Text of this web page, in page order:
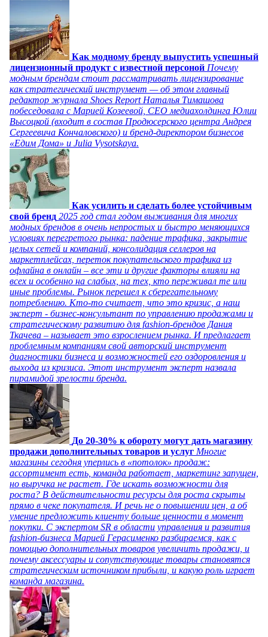
Как модному бренду выпустить успешный
лицензионный продукт с известной персоной Почему
модным брендам стоит рассматривать лицензирование
как стратегический инструмент — об этом главный
редактор журнала Shoes Report Наталья Тимашова
побеседовала с Марией Козеевой, СЕО медиахолдинга Юлии
Высоцкой (входит в состав Продюсерского центра Андрея
Сергеевича Кончаловского) и бренд-директором бизнесов
«Едим Дома» и Julia Vysotskaya.
Как усилить и сделать более устойчивым
свой бренд 2025 год стал годом выживания для многих
модных брендов в очень непростых и быстро меняющихся
условиях перегретого рынка: падение трафика, закрытие
целых сетей и компаний, консолидация селлеров на
маркетплейсах, переток покупательского трафика из
офлайна в онлайн – все эти и другие факторы влияли на
всех и особенно на слабых, на тех, кто переживал те или
иные проблемы. Рынок перешел к сберегательному
потреблению. Кто-то считает, что это кризис, а наш
эксперт - бизнес-консультант по управлению продажами и
стратегическому развитию для fashion-брендов Дания
Ткачева – называет это взрослением рынка. И предлагает
проблемным компаниям свой авторский инструмент
диагностики бизнеса и возможностей его оздоровления и
выхода из кризиса. Этот инструмент эксперт назвала
пирамидой зрелости бренда.
До 20-30% к обороту могут дать магазину
продажи дополнительных товаров и услуг Многие
магазины сегодня уперлись в «потолок» продаж:
ассортимент есть, команда работает, маркетинг запущен,
но выручка не растет. Где искать возможности для
роста? В действительности ресурсы для роста скрыты
прямо в чеке покупателя. И речь не о повышении цен, а об
умение предложить клиенту больше ценности в момент
покупки. С экспертом SR в области управления и развития
fashion-бизнеса Марией Герасименко разбираемся, как с
помощью дополнительных товаров увеличить продажи, и
почему аксессуары и сопутствующие товары становятся
стратегическим источником прибыли, и какую роль играет
команда магазина.